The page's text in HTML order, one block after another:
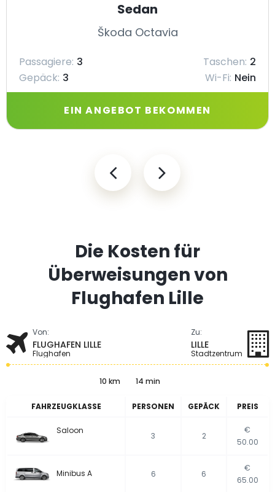
Sedan
Škoda Octavia
Passagiere: 3 Taschen: 2
Gepäck: 3 Wi-Fi: Nein
EIN ANGEBOT BEKOMMEN
Die Kosten für
Überweisungen von
Flughafen Lille
Von:
FLUGHAFEN LILLE
Flughafen
Zu:
LILLE
Stadtzentrum
10 km 14 min
FAHRZEUGKLASSE PERSONEN GEPÄCK PREIS
Saloon
3 2
€
50.00
Minibus A 6 6
€
65.00